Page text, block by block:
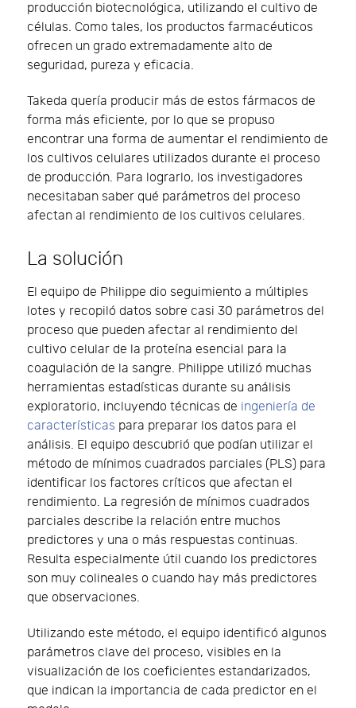
producción biotecnológica, utilizando el cultivo de
células. Como tales, los productos farmacéuticos
ofrecen un grado extremadamente alto de
seguridad, pureza y eficacia.
Takeda quería producir más de estos fármacos de
forma más eficiente, por lo que se propuso
encontrar una forma de aumentar el rendimiento de
los cultivos celulares utilizados durante el proceso
de producción. Para lograrlo, los investigadores
necesitaban saber qué parámetros del proceso
afectan al rendimiento de los cultivos celulares.
La solución
El equipo de Philippe dio seguimiento a múltiples
lotes y recopiló datos sobre casi 30 parámetros del
proceso que pueden afectar al rendimiento del
cultivo celular de la proteína esencial para la
coagulación de la sangre. Philippe utilizó muchas
herramientas estadísticas durante su análisis
exploratorio, incluyendo técnicas de ingeniería de
características para preparar los datos para el
análisis. El equipo descubrió que podían utilizar el
método de mínimos cuadrados parciales (PLS) para
identificar los factores críticos que afectan el
rendimiento. La regresión de mínimos cuadrados
parciales describe la relación entre muchos
predictores y una o más respuestas continuas.
Resulta especialmente útil cuando los predictores
son muy colineales o cuando hay más predictores
que observaciones.
Utilizando este método, el equipo identificó algunos
parámetros clave del proceso, visibles en la
visualización de los coeficientes estandarizados,
que indican la importancia de cada predictor en el